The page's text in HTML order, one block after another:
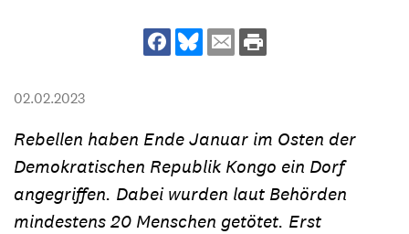
02.02.2023
Rebellen haben Ende Januar im Osten der
Demokratischen Republik Kongo ein Dorf
angegriffen. Dabei wurden laut Behörden
mindestens 20 Menschen getötet. Erst